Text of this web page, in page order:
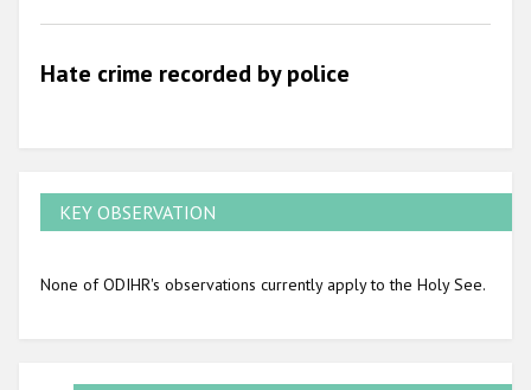
2010
2009
Hate crime recorded by police
KEY OBSERVATION
None of ODIHR's observations currently apply to the Holy See.